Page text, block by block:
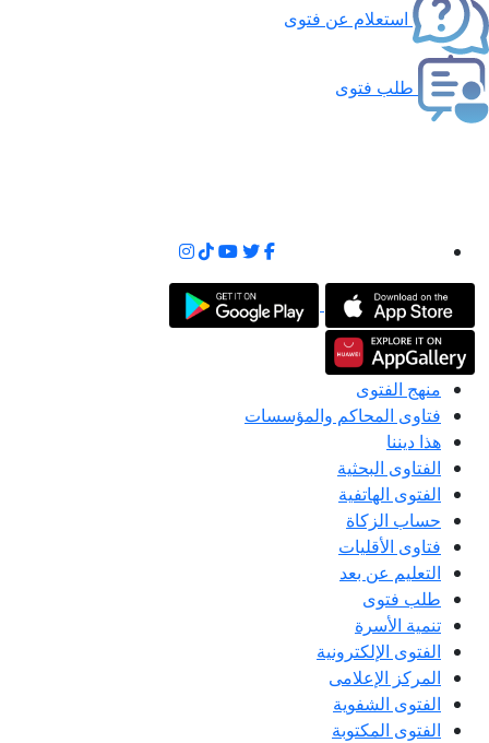
استعلام عن فتوى
طلب فتوى
منهج الفتوى
فتاوى المحاكم والمؤسسات
هذا ديننا
الفتاوى البحثية
الفتوى الهاتفية
حساب الزكاة
فتاوى الأقليات
التعليم عن بعد
طلب فتوى
تنمية الأسرة
الفتوى الإلكترونية
المركز الإعلامى
الفتوى الشفوية
الفتوى المكتوبة